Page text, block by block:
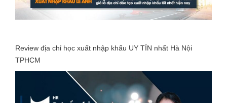
Review địa chỉ học xuất nhập khẩu UY TÍN nhất Hà Nội
TPHCM